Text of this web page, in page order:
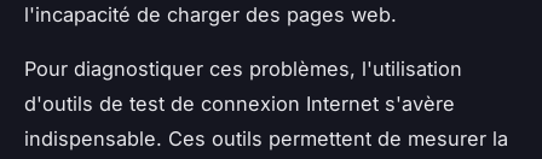
l'incapacité de charger des pages web.
Pour diagnostiquer ces problèmes, l'utilisation
d'outils de test de connexion Internet s'avère
indispensable. Ces outils permettent de mesurer la